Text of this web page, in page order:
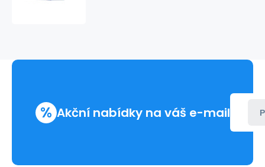
plastové
% Akční nabídky na váš e-mail